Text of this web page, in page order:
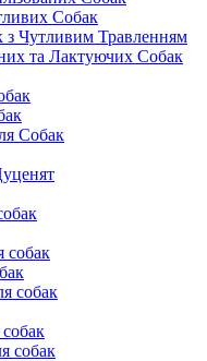
Собак
Чутливим Травленням
та Лактуючих Собак
Собак
собак
собак
собак